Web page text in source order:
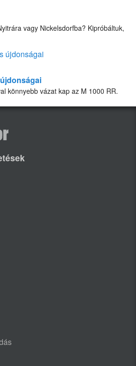
vagy Nickelsdorfba? Kipróbáltuk,
könnyebb vázat kap az M 1000 RR.